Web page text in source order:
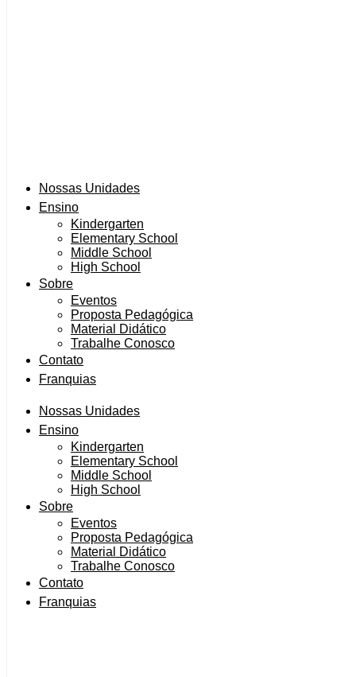
Nossas Unidades
Ensino
Kindergarten
Elementary School
Middle School
High School
Sobre
Eventos
Proposta Pedagógica
Material Didático
Trabalhe Conosco
Contato
Franquias
Nossas Unidades
Ensino
Kindergarten
Elementary School
Middle School
High School
Sobre
Eventos
Proposta Pedagógica
Material Didático
Trabalhe Conosco
Contato
Franquias